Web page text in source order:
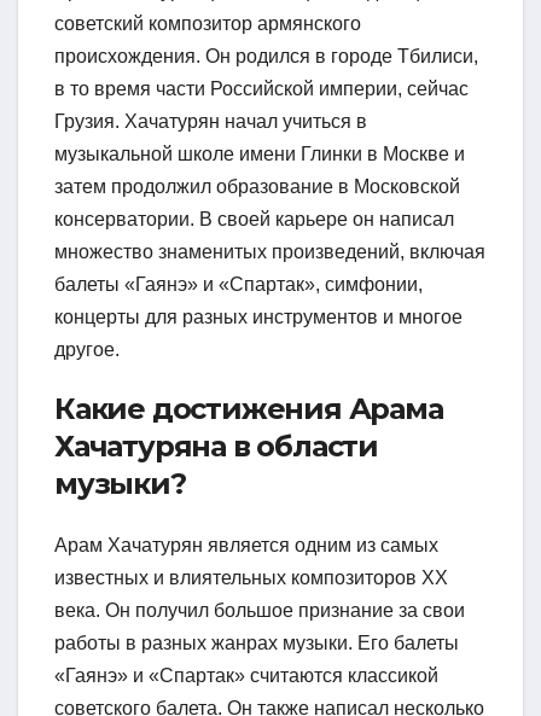
советский композитор армянского
происхождения. Он родился в городе Тбилиси,
в то время части Российской империи, сейчас
Грузия. Хачатурян начал учиться в
музыкальной школе имени Глинки в Москве и
затем продолжил образование в Московской
консерватории. В своей карьере он написал
множество знаменитых произведений, включая
балеты «Гаянэ» и «Спартак», симфонии,
концерты для разных инструментов и многое
другое.
Какие достижения Арама
Хачатуряна в области
музыки?
Арам Хачатурян является одним из самых
известных и влиятельных композиторов ХХ
века. Он получил большое признание за свои
работы в разных жанрах музыки. Его балеты
«Гаянэ» и «Спартак» считаются классикой
советского балета. Он также написал несколько